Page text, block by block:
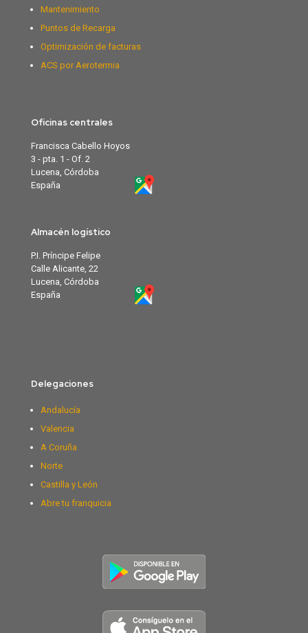
Mantenimiento
Puntos de Recarga
Optimización de facturas
ACS por Aerotermia
Oficinas centrales
Francisca Cabello Hoyos
3 - pta. 1 - Of. 2
Lucena, Córdoba
España
Almacén logístico
P.I. Príncipe Felipe
Calle Alicante, 22
Lucena, Córdoba
España
Delegaciones
Andalucía
Valencia
A Coruña
Norte
Castilla y León
Abre tu franquicia